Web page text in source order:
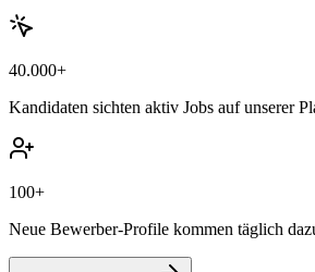
40.000+
Kandidaten sichten aktiv Jobs auf unserer
100+
Neue Bewerber-Profile kommen täglich